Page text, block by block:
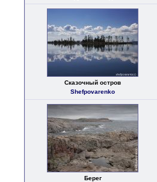
Сказочный остров
Shefpovarenko
Берег